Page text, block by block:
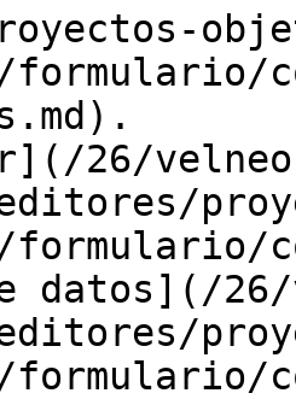
26/
formulario/
datos](/26/